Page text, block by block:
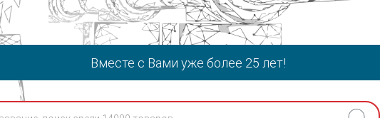
Вместе с Вами уже более 25 лет!